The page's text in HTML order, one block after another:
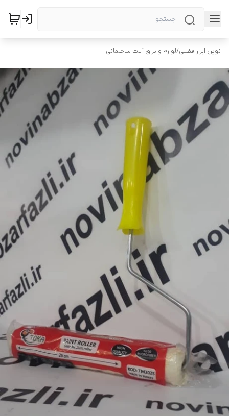
نوین ابزار فضلی/لوازم و یراق آلات ساختمانی